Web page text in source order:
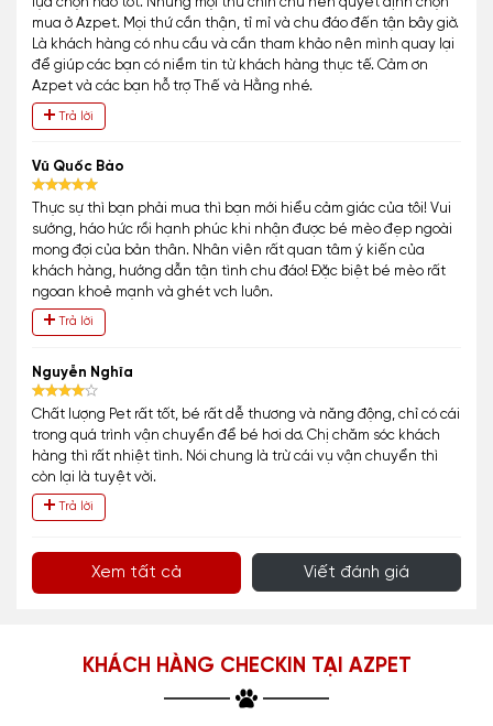
mua ở Azpet. Mọi thứ cần thận, tỉ mỉ và chu đáo đến tận bây giờ.
Là khách hàng có nhu cầu và cần tham khảo nên mình quay lại
để giúp các bạn có niềm tin từ khách hàng thực tế. Cảm ơn
Azpet và các bạn hỗ trợ Thế và Hằng nhé.
Trả lời
Vũ Quốc Bảo
Thực sự thì bạn phải mua thì bạn mới hiểu cảm giác của tôi! Vui
sướng, háo hức rồi hạnh phúc khi nhận được bé mèo đẹp ngoài
mong đợi của bản thân. Nhân viên rất quan tâm ý kiến của
khách hàng, hướng dẫn tận tình chu đáo! Đặc biệt bé mèo rất
ngoan khoẻ mạnh và ghét vch luôn.
Trả lời
Nguyễn Nghĩa
Chất lượng Pet rất tốt, bé rất dễ thương và năng động, chỉ có cái
trong quá trình vận chuyển để bé hơi dơ. Chị chăm sóc khách
hàng thì rất nhiệt tình. Nói chung là trừ cái vụ vận chuyển thì
còn lại là tuyệt vời.
Trả lời
Xem tất cả Viết đánh giá
KHÁCH HÀNG CHECKIN TẠI AZPET